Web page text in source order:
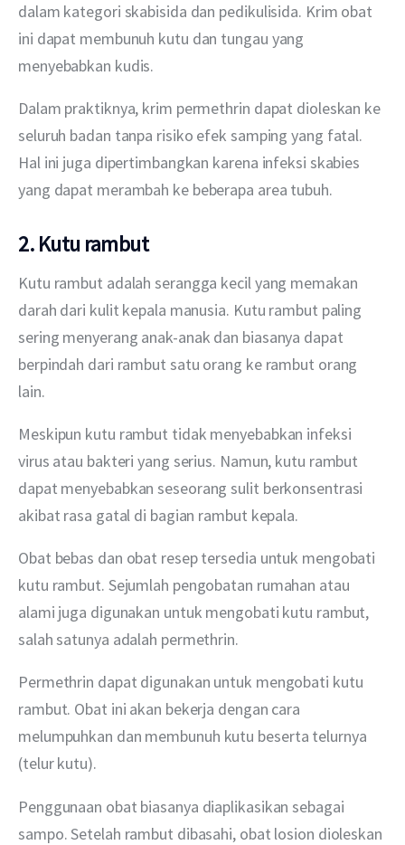
dalam kategori skabisida dan pedikulisida. Krim obat
ini dapat membunuh kutu dan tungau yang
menyebabkan kudis.
Dalam praktiknya, krim permethrin dapat dioleskan ke
seluruh badan tanpa risiko efek samping yang fatal.
Hal ini juga dipertimbangkan karena infeksi skabies
yang dapat merambah ke beberapa area tubuh.
2. Kutu rambut
Kutu rambut adalah serangga kecil yang memakan
darah dari kulit kepala manusia. Kutu rambut paling
sering menyerang anak-anak dan biasanya dapat
berpindah dari rambut satu orang ke rambut orang
lain.
Meskipun kutu rambut tidak menyebabkan infeksi
virus atau bakteri yang serius. Namun, kutu rambut
dapat menyebabkan seseorang sulit berkonsentrasi
akibat rasa gatal di bagian rambut kepala.
Obat bebas dan obat resep tersedia untuk mengobati
kutu rambut. Sejumlah pengobatan rumahan atau
alami juga digunakan untuk mengobati kutu rambut,
salah satunya adalah permethrin.
Permethrin dapat digunakan untuk mengobati kutu
rambut. Obat ini akan bekerja dengan cara
melumpuhkan dan membunuh kutu beserta telurnya
(telur kutu).
Penggunaan obat biasanya diaplikasikan sebagai
sampo. Setelah rambut dibasahi, obat losion dioleskan